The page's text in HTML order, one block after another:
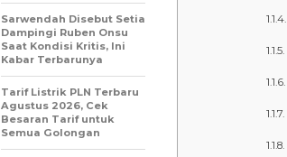
Sarwendah Disebut Setia
Dampingi Ruben Onsu
Saat Kondisi Kritis, Ini
Kabar Terbarunya
Tarif Listrik PLN Terbaru
Agustus 2026, Cek
Besaran Tarif untuk
Semua Golongan